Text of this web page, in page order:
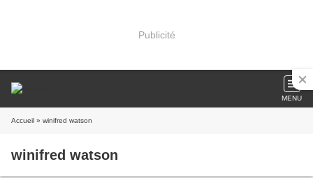
Publicité
MENU
Accueil » winifred watson
winifred watson